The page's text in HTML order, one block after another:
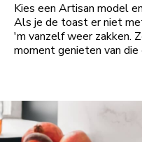
Kies een Artisan model
Als je de toast er niet
'm vanzelf weer zakken.
moment genieten van die